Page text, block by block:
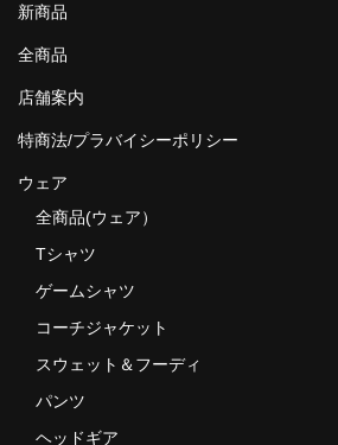
新商品
全商品
店舗案内
特商法/プラバイシーポリシー
ウェア
全商品(ウェア）
Tシャツ
ゲームシャツ
コーチジャケット
スウェット＆フーディ
パンツ
ヘッドギア